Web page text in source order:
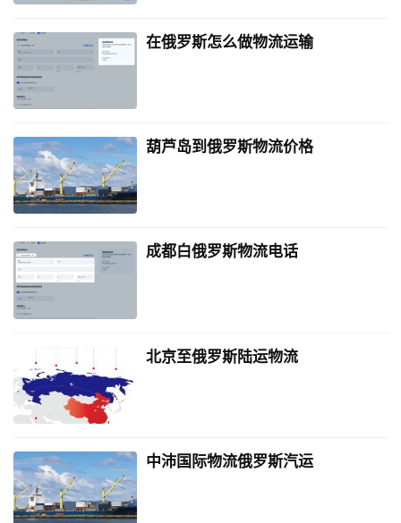
在俄罗斯怎么做物流运输
葫芦岛到俄罗斯物流价格
成都白俄罗斯物流电话
北京至俄罗斯陆运物流
中沛国际物流俄罗斯汽运